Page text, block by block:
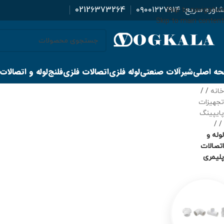
Skip to navigation
Skip to main content
سریع:۰۹۰۰۱۲۲۷۹۱۴ 02126373264
اصلیشیرآلات صنعتیلوله فلزیاتصالات فلزیفلنجلوله و
خانه /
تجهیزات
پایپینگ
/
لوله و
اتصالات
پلیمری